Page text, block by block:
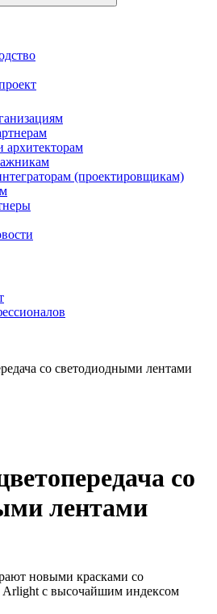
архитекторам
(проектировщикам)
со светодиодными лентами
со
лентами
новыми красками со
с высочайшим индексом